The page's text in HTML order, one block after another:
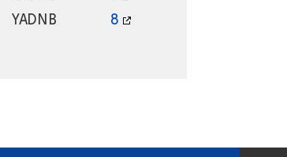
YADNB 8